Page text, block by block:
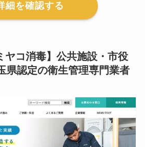
細を確認する
ヤコ消毒】公共施設・市役
県認定の衛生管理専門業者